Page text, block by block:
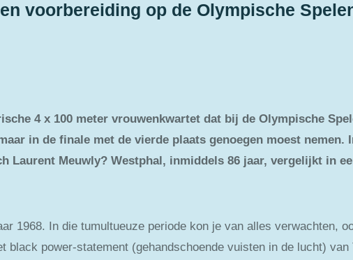
voorbereiding op de Olympische
4 x 100 meter vrouwenkwartet dat bij de Olympische
in de finale met de vierde plaats genoegen moest
Laurent Meuwly? Westphal, inmiddels 86 jaar, vergelijkt in
1968. In die tumultueuze periode kon je van alles verwachten,
black power-statement (gehandschoende vuisten in de lucht)